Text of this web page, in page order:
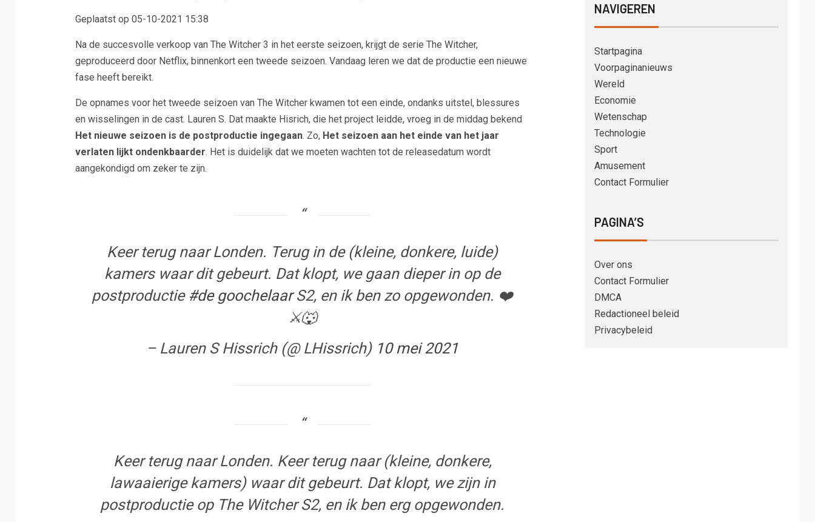
Geplaatst op 05-10-2021 15:38
Na de succesvolle verkoop van The Witcher 3 in het eerste seizoen, krijgt de serie The Witcher,
geproduceerd door Netflix, binnenkort een tweede seizoen. Vandaag leren we dat de productie een nieuwe
fase heeft bereikt.
De opnames voor het tweede seizoen van The Witcher kwamen tot een einde, ondanks uitstel, blessures
en wisselingen in de cast. Lauren S. Dat maakte Hisrich, die het project leidde, vroeg in de middag bekend
Het nieuwe seizoen is de postproductie ingegaan. Zo, Het seizoen aan het einde van het jaar
verlaten lijkt ondenkbaarder. Het is duidelijk dat we moeten wachten tot de releasedatum wordt
aangekondigd om zeker te zijn.
Keer terug naar Londen. Terug in de (kleine, donkere, luide)
kamers waar dit gebeurt. Dat klopt, we gaan dieper in op de
postproductie #de goochelaarS2, en ik ben zo opgewonden. ❤️
⚔️🐺
– Lauren S Hissrich (@ LHissrich) 10 mei 2021
Keer terug naar Londen. Keer terug naar (kleine, donkere,
lawaaierige kamers) waar dit gebeurt. Dat klopt, we zijn in
postproductie op The Witcher S2, en ik ben erg opgewonden.
NAVIGEREN
Startpagina
Voorpaginanieuws
Wereld
Economie
Wetenschap
Technologie
Sport
Amusement
Contact Formulier
PAGINA’S
Over ons
Contact Formulier
DMCA
Redactioneel beleid
Privacybeleid